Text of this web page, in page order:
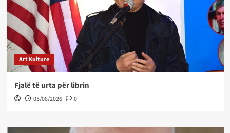
Art Kulture
Fjalë të urta për librin
05/08/2026 0